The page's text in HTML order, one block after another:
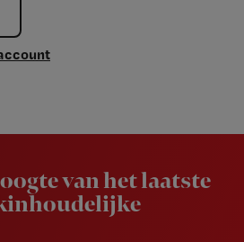
van het laatste